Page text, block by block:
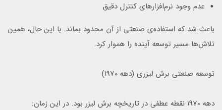
عدم وجود نرم‌افزارهای کنترل دقیق
باعث شد که استفاده‌ی صنعتی از آن محدود بماند. با این حال، همین
تلاش‌ها مسیر توسعه آینده را هموار کرد.
توسعه صنعتی برش لیزری (دهه 1970)
دهه 1970 نقطه عطفی در تاریخچه برش لیزر بود. در این زمان: